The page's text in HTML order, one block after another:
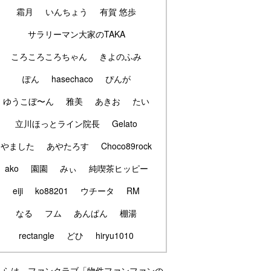
霜月 いんちょう
有賀 悠歩
サラリーマン大家のTAKA
ころころころちゃん
きよのふみ
ぽん
hasechaco
ぴんが
ゆうこぼ〜ん
雅美 あきお
たい
立川ほっとライン院長
Gelato
やました
あやたろす
Choco89rock
ako
園園 みぃ
純喫茶ヒッピー
eiji
ko88201 ウチータ
RM
なる
フム あんぱん
棚湯
rectangle
どひ hiryu1010